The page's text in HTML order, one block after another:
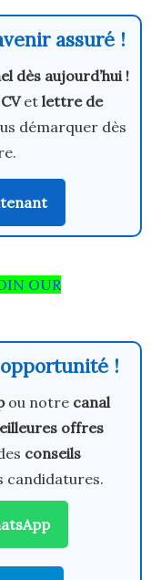
assuré !
dès aujourd’hui !
CVet lettre de
démarquer dès
OUR
!
ou notre canal
offres
conseils
candidatures.